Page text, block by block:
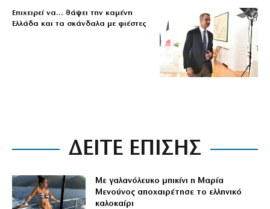
Επιχειρεί να… θάψει την καμένη
Ελλάδα και τα σκάνδαλα με φιέστες
ΔΕΙΤΕ ΕΠΙΣΗΣ
Με γαλανόλευκο μπικίνι η Μαρία
Μενούνος αποχαιρέτησε το ελληνικό
καλοκαίρι